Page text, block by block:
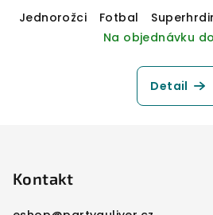
Jednorožci
Fotbal
Na objednávku
Detail
Kontakt